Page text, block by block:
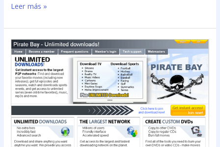
Leer más »
¿Qué
fundamentos
llevaron
prisión
administradores
del